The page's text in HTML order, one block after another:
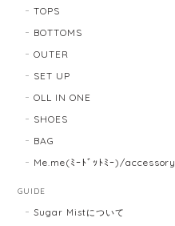
TOPS
BOTTOMS
OUTER
SET UP
OLL IN ONE
SHOES
BAG
Me.me(ﾐｰﾄﾞｯﾄﾐｰ)/accessory
GUIDE
Sugar Mistについて